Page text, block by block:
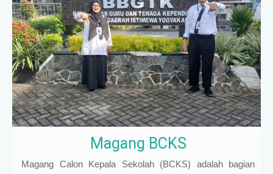
Magang BCKS
Magang Calon Kepala Sekolah (BCKS) adalah bagian